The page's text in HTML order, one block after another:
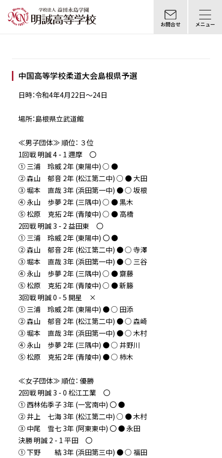
お問合せ メニュー
中国高等学校柔道大会島根県予選
日時：令和4年4月22日〜24日
場所：島根県立武道館
≪男子団体≫ 順位： ３位
1回戦 明誠 4 - 1 邇摩 〇
① 三浦 玲威 2年 (東陽中) ○ ●
② 森山 郁音 2年 (松江第二中) ○ ● 大田
③ 堀本 直哉 3年 (浜田第一中) ● ○ 坂根
④ 永山 歩夢 2年 (三隅中) ○ ● 黒木
⑤ 松原 克拓 2年 (青陵中) ○ ● 高橋
2回戦 明誠 3 - 2 益田東 〇
① 三浦 玲威 2年 (東陽中) 〇 ●
② 森山 郁音 2年 (松江第二中) ● ○ 寺澤
③ 堀本 直哉 3年 (浜田第一中) ● ○ 三谷
④ 永山 歩夢 2年 (三隅中) ○ ● 齋藤
⑤ 松原 克拓 2年 (青陵中) ○ ● 新籐
3回戦 明誠 0 - 5 開星 ×
① 三浦 玲威 2年 (東陽中) ● ○ 田添
② 森山 郁音 2年 (松江第二中) ● ○ 森崎
③ 堀本 直哉 3年 (浜田第一中) ● ○ 木村
④ 永山 歩夢 2年 (三隅中) ● ○ 井野川
⑤ 松原 克拓 2年 (青陵中) ● ○ 柿木
≪女子団体≫ 順位： 優勝
2回戦 明誠 3 - 0 松江工業 〇
① 西林佑季子 3年 (一宮南中) 〇 ●
② 井上 七海 3年 (松江第二中) ○ ● 木村
③ 中尾 雪七 3年 (阿東東中) 〇 ● 永田
決勝 明誠 2 - 1 平田 〇
① 下野 結 3年 (浜田第三中) ● ○ 福田